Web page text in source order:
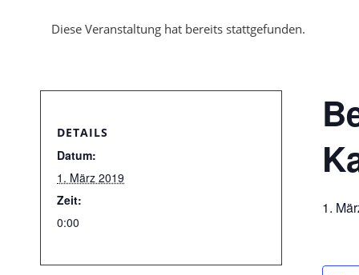
Diese Veranstaltung hat bereits stattgefunden.
1.
DETAILS
Datum:
1. März 2019
Zeit:
0:00